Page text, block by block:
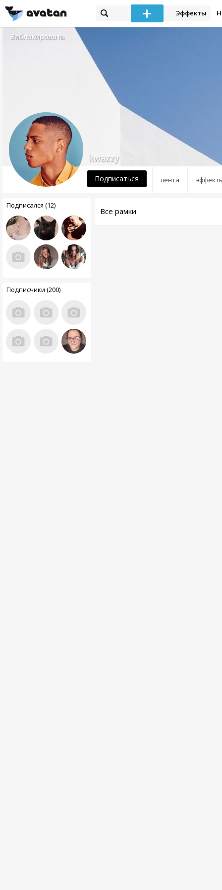
Эффекты
Заблокировать
лента
kwazzy
Подписаться
Подписался (12)
Подписчики (200)
Все рамки